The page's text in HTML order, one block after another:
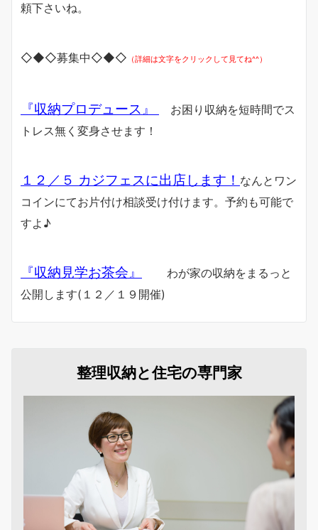
頼下さいね。
◇◆◇募集中◇◆◇ （詳細は文字をクリックして見てね^^）
『収納プロデュース』
お困り収納を短時間でス
トレス無く変身させます！
１２／５ カジフェスに出店します！ なんとワン
コインにてお片付け相談受け付けます。予約も可能で
すよ♪
『収納見学お茶会』
わが家の収納をまるっと
公開します(１２／１９開催)
整理収納と住宅の専門家